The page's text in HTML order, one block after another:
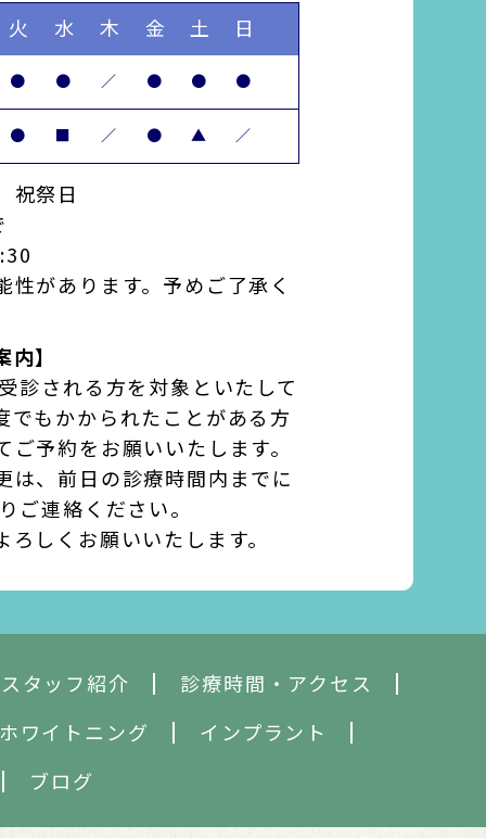
火 水 木 金 土 日
● ● ／ ● ● ●
● ■ ／ ● ▲ ／
祝祭日
があります。予めご了承く
】
診される方を対象といたして
でもかかられたことがある方
予約をお願いいたします。
は、前日の診療時間内までに
ご連絡ください。
しくお願いいたします。
タッフ紹介
診療時間・アクセス
ワイトニング
インプラント
ブログ